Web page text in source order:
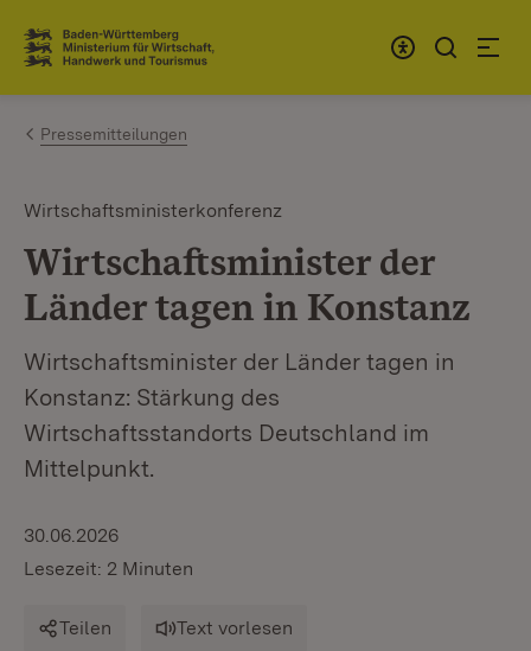
Zum Inhalt springen
Link zur Startseite
Pressemitteilungen
Wirtschaftsministerkonferenz
Wirtschaftsminister der
Länder tagen in Konstanz
Wirtschaftsminister der Länder tagen in
Konstanz: Stärkung des
Wirtschaftsstandorts Deutschland im
Mittelpunkt.
30.06.2026
Lesezeit: 2 Minuten
Teilen Text vorlesen